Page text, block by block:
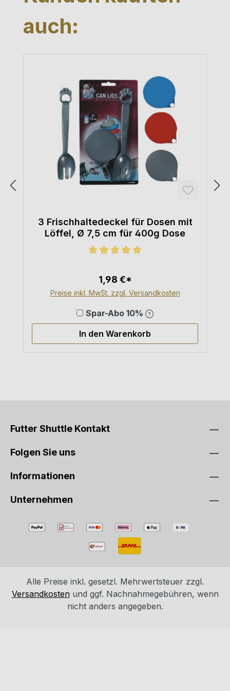
auch:
3 Frischhaltedeckel für Dosen mit
Löffel, Ø 7,5 cm für 400g Dose
1,98 €*
Preise inkl. MwSt. zzgl. Versandkosten
Spar-Abo 10%
In den Warenkorb
Futter Shuttle Kontakt
Folgen Sie uns
Informationen
Unternehmen
Alle Preise inkl. gesetzl. Mehrwertsteuer zzgl.
Versandkostenund ggf. Nachnahmegebühren, wenn
nicht anders angegeben.